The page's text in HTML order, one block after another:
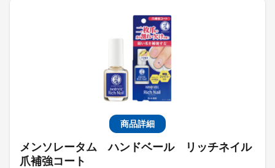
商品詳細
メンソレータム ハンドベール リッチネイル
爪補強コート